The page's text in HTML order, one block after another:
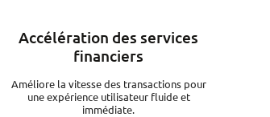
Accélération des services
financiers
Améliore la vitesse des transactions pour
une expérience utilisateur fluide et
immédiate.